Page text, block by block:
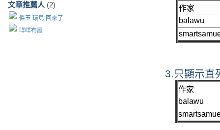
文章推薦人 (2)
傑玉 環島 回來了
咩咩布屋
作家
balawu
3.只顯示直
作家
balawu